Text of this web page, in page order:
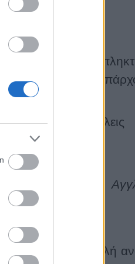
"Αναζήτηση",
θες! Εκεί
να στείλεις
το 1920 στην
τις βρεις με απλή